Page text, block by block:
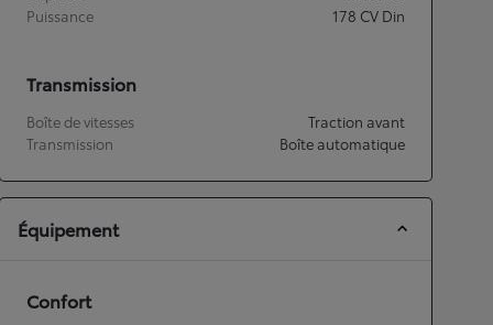
Puissance
178 CV Din
Transmission
Boîte de vitesses
Traction avant
Transmission
Boîte automatique
Équipement
Confort